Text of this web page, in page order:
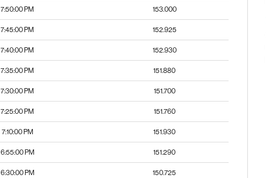
7:50:00 PM 153.000
7:45:00 PM 152.925
7:40:00 PM 152.930
7:35:00 PM 151.880
7:30:00 PM 151.700
7:25:00 PM 151.760
7:10:00 PM 151.930
6:55:00 PM 151.290
6:30:00 PM 150.725